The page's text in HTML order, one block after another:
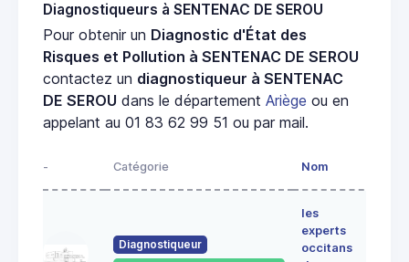
Diagnostiqueurs à SENTENAC DE SEROU
Pour obtenir un Diagnostic d'État des
Risques et Pollution à SENTENAC DE SEROU
contactez un diagnostiqueur à SENTENAC
DE SEROU dans le département Ariège ou en
appelant au 01 83 62 99 51 ou par mail.
- Catégorie Nom
Diagnostiqueur
les
experts
occitans